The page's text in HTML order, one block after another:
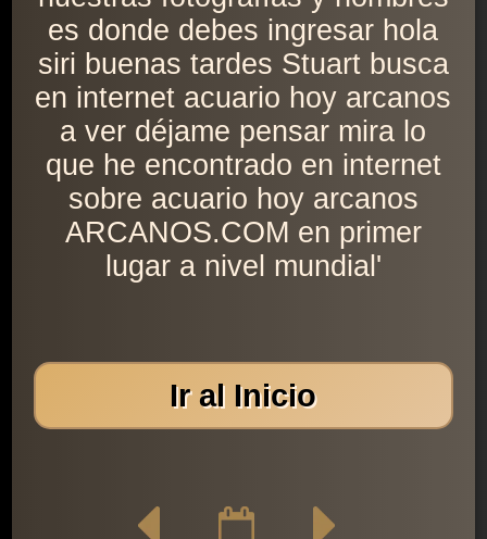
es donde debes ingresar hola
siri buenas tardes Stuart busca
en internet acuario hoy arcanos
a ver déjame pensar mira lo
que he encontrado en internet
sobre acuario hoy arcanos
ARCANOS.COM en primer
lugar a nivel mundial'
Ir al Inicio